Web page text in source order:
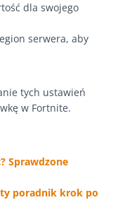
dla swojego
serwera, aby
tych ustawień
w Fortnite.
Sprawdzone
poradnik krok po